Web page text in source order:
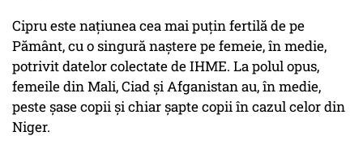
Cipru este naţiunea cea mai puţin fertilă de pe
Pământ, cu o singură naştere pe femeie, în medie,
potrivit datelor colectate de IHME. La polul opus,
femeile din Mali, Ciad şi Afganistan au, în medie,
peste şase copii şi chiar şapte copii în cazul celor din
Niger.